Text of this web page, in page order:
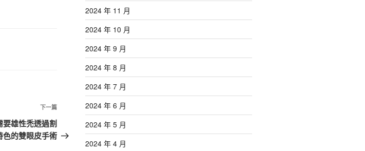
下
一
篇
下一篇
要雄性禿透過割
色的雙眼皮手術
2024 年 11 月
2024 年 10 月
2024 年 9 月
2024 年 8 月
2024 年 7 月
2024 年 6 月
2024 年 5 月
2024 年 4 月